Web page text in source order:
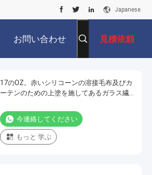
Japanese
お問い合わせ 見積依頼
17のOZ。赤いシリコーンの溶接毛布及びカ
ーテンのための上塗を施してあるガラス繊
今連絡してください
もっと 学ぶ